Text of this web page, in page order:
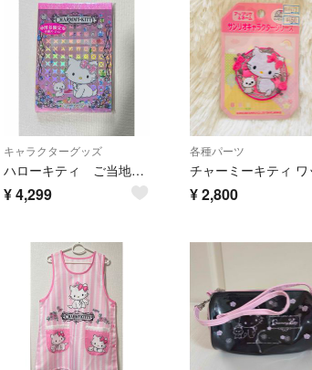
キャラクターグッズ
ハローキティ ご当地キティ 博多限定 チャーミーキティ メモ帳
¥4,299
各種パーツ
¥2,800